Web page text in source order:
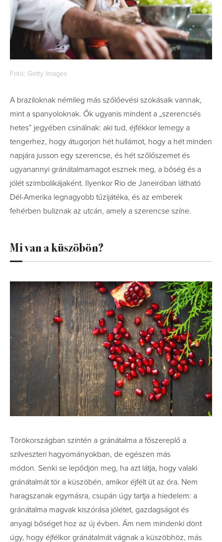
Fotó: Getty Images
A braziloknak némileg más szőlőevési szokásaik vannak,
mint a spanyoloknak. Ők ugyanis mindent a „szerencsés
hetes” jegyében csinálnak: aki tud, éjfékkor lemegy a
tengerhez, hogy átugorjon hét hullámot, hogy a hét minden
napjára jusson egy szerencse, és hét szőlőszemet és
ugyanannyi gránátalmamagot esznek meg, a bőség és a
jólét szimbolikájaként. Ilyenkor Rio de Janeiróban látható
Dél-Amerika legnagyobb tűzijátéka, és az emberek
fehérben buliznak az utcán, amely a szerencse színe.
Mi van a küszöbön?
Törökországban szintén a gránátalma a főszereplő a
szilveszteri hagyományokban, de egészen más
módon. Senki se lepődjön meg, ha azt látja, hogy valaki
gránátalmát tör a küszöbén, amikor éjfélt üt az óra. Nem
haragszanak egymásra, csupán úgy tartja a hiedelem: a
gránátalma magvak kiszórása jólétet, gazdagságot és
anyagi bőséget hoz az új évben. Ám nem mindenki dönt
úgy, hogy éjfélkor gránátalmát vágnak a küszöbhöz, más